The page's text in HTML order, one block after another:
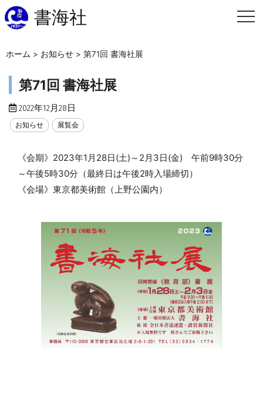
書海社
ホーム > お知らせ > 第71回 書海社展
第71回 書海社展
2022年12月28日
お知らせ 展覧会
《会期》2023年1月28日(土)～2月3日(金) 午前9時30分
～午後5時30分（最終日は午後2時入場締切）
《会場》東京都美術館（上野公園内）